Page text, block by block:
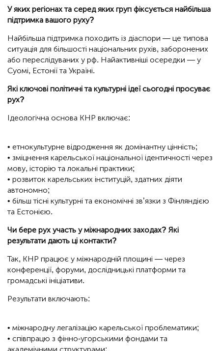
У яких регіонах та серед яких груп фіксується найбільша
підтримка вашого руху?
Найбільша підтримка походить із діаспори — це типова
ситуація для більшості національних рухів, заборонених
або переслідуваних у рф. Найактивніші осередки — у
Суомі, Естонії та Україні.
Які ключові політичні та культурні ідеї сьогодні просуває
рух?
Ідеологічна основа КНР включає:
• етнокультурне відродження як домінантну цінність;
• зміцнення карельської національної ідентичності через
мову, історію та локальні практики;
• розвиток карельських інституцій, здатних діяти
автономно;
• більш тісні культурні та економічні зв’язки з Фінляндією
та Естонією.
Чи бере рух участь у міжнародних заходах? Які
результати дають ці контакти?
Так, КНР працює у міжнародній площині — через
конференції, форуми, дослідницькі платформи та
громадські ініціативи.
Результати включають:
• міжнародну легалізацію карельської проблематики;
• співпрацю з фінно-угорськими фондами та